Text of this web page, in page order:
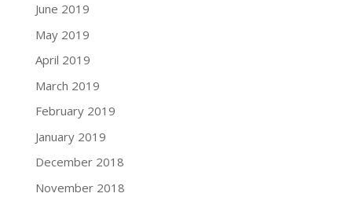
June 2019
May 2019
April 2019
March 2019
February 2019
January 2019
December 2018
November 2018